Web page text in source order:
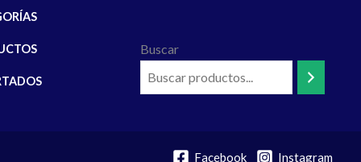
Buscar
Facebook Instagram